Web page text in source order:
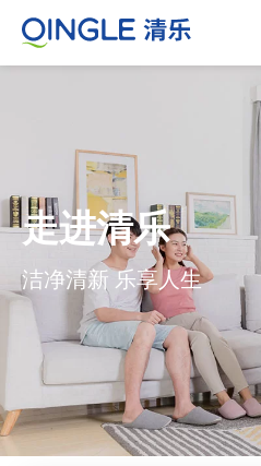
走进清乐
洁净清新 乐享人生